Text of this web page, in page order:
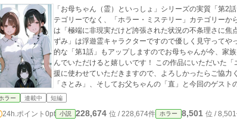
「お母ちゃん（霊）といっしょ」シリーズの実質「第2
テゴリーでなく、「ホラー・ミステリー」カテゴリー
は「極端に非現実だけど誇張された状況の不条理さに
ずみ」は浮遊霊キャラクターですので優しく見守って
的な「第1話」もアップしますのでお母ちゃんが今、家
んでいただけると嬉しいです！ この作品にいただいた
援に使わせていただきますので、よろしかったらご協
「さとみ」、そしてお父ちゃんの「直」と今回のゲ
💖
ラー 連載中 短編
24h.ポイント 0pt 小説 228,674 位 / 228,674件 ホラー 8,501 位 /